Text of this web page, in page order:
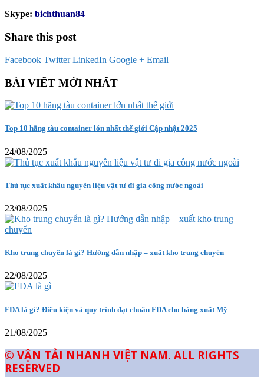
Skype: bichthuan84
Share this post
Facebook Twitter LinkedIn Google + Email
BÀI VIẾT MỚI NHẤT
Top 10 hãng tàu container lớn nhất thế giới Cập nhật 2025
24/08/2025
Thủ tục xuất khẩu nguyên liệu vật tư đi gia công nước ngoài
23/08/2025
Kho trung chuyển là gì? Hướng dẫn nhập – xuất kho trung chuyển
22/08/2025
FDA là gì? Điều kiện và quy trình đạt chuẩn FDA cho hàng xuất Mỹ
21/08/2025
© VẬN TẢI NHANH VIỆT NAM. ALL RIGHTS
RESERVED